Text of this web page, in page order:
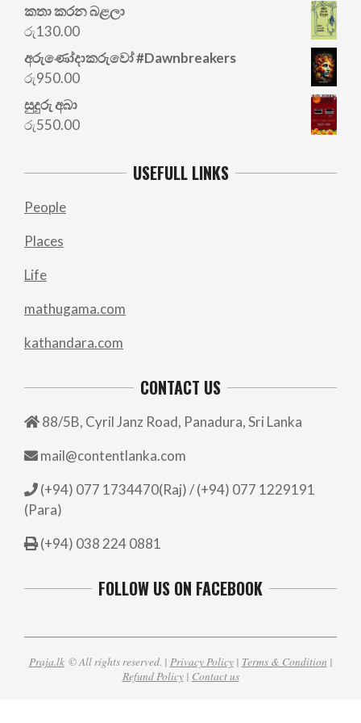
price
was:
කතා කරන බළලා
රු130.00
අරු‍ණෝදාකරුවෝ #Dawnbreakers
රු950.00
සුදුරු අබා
රු550.00
USEFULL LINKS
People
Places
Life
mathugama.com
kathandara.com
CONTACT US
88/5B, Cyril Janz Road, Panadura, Sri Lanka
mail@contentlanka.com
(+94) 077 1734470(Raj) / (+94) 077 1229191
(Para)
(+94) 038 224 0881
FOLLOW US ON FACEBOOK
Praja.lk© All rights reserved. | Privacy Policy| Terms & Condition |
Refund Policy| Contact us